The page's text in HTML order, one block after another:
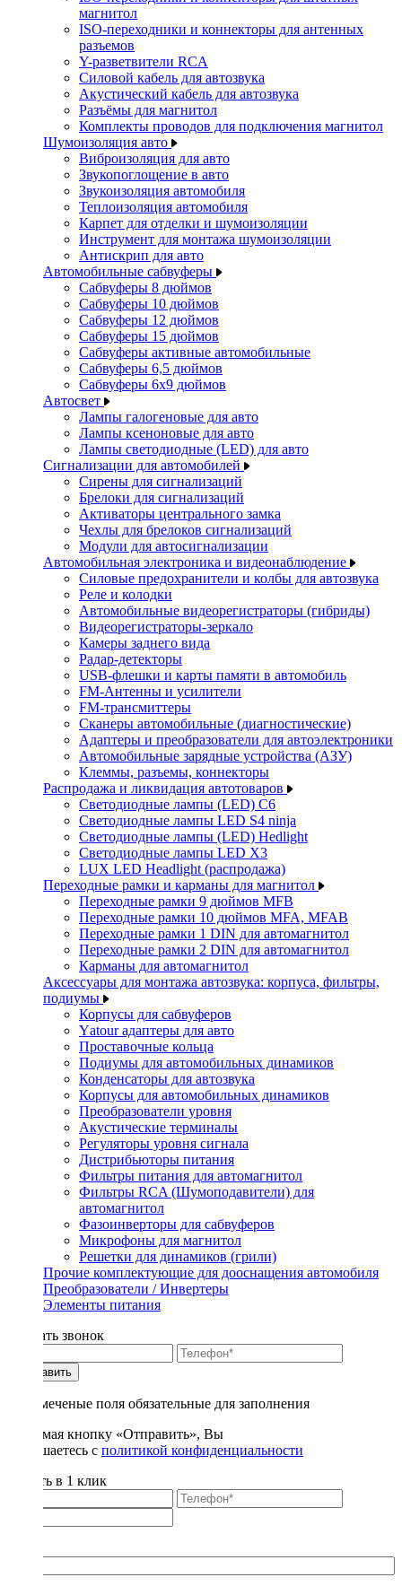
магнитол
ISO-переходники и коннекторы для антенных
разъемов
Y-разветвители RCA
Силовой кабель для автозвука
Акустический кабель для автозвука
Разъёмы для магнитол
Комплекты проводов для подключения магнитол
Шумоизоляция авто
Виброизоляция для авто
Звукопоглощение в авто
Звукоизоляция автомобиля
Теплоизоляция автомобиля
Карпет для отделки и шумоизоляции
Инструмент для монтажа шумоизоляции
Антискрип для авто
Автомобильные сабвуферы
Сабвуферы 8 дюймов
Сабвуферы 10 дюймов
Сабвуферы 12 дюймов
Сабвуферы 15 дюймов
Сабвуферы активные автомобильные
Сабвуферы 6,5 дюймов
Сабвуферы 6x9 дюймов
Автосвет
Лампы галогеновые для авто
Лампы ксеноновые для авто
Лампы светодиодные (LED) для авто
Сигнализации для автомобилей
Сирены для сигнализаций
Брелоки для сигнализаций
Активаторы центрального замка
Чехлы для брелоков сигнализаций
Модули для автосигнализации
Автомобильная электроника и видеонаблюдение
Силовые предохранители и колбы для автозвука
Реле и колодки
Автомобильные видеорегистраторы (гибриды)
Видеорегистраторы-зеркало
Камеры заднего вида
Радар-детекторы
USB-флешки и карты памяти в автомобиль
FM-Антенны и усилители
FM-трансмиттеры
Сканеры автомобильные (диагностические)
Адаптеры и преобразователи для автоэлектроники
Автомобильные зарядные устройства (АЗУ)
Клеммы, разъемы, коннекторы
Распродажа и ликвидация автотоваров
Светодиодные лампы (LED) C6
Светодиодные лампы LED S4 ninja
Светодиодные лампы (LED) Hedlight
Светодиодные лампы LED X3
LUX LED Headlight (распродажа)
Переходные рамки и карманы для магнитол
Переходные рамки 9 дюймов MFB
Переходные рамки 10 дюймов MFA, MFAB
Переходные рамки 1 DIN для автомагнитол
Переходные рамки 2 DIN для автомагнитол
Карманы для автомагнитол
Аксессуары для монтажа автозвука: корпуса, фильтры,
подиумы
Корпусы для сабвуферов
Yаtour адаптеры для авто
Проставочные кольца
Подиумы для автомобильных динамиков
Конденсаторы для автозвука
Корпусы для автомобильных динамиков
Преобразователи уровня
Акустические терминалы
Регуляторы уровня сигнала
Дистрибьюторы питания
Фильтры питания для автомагнитол
Фильтры RCA (Шумоподавители) для
автомагнитол
Фазоинверторы для сабвуферов
Микрофоны для магнитол
Решетки для динамиков (грили)
Прочие комплектующие для дооснащения автомобиля
Преобразователи / Инвертеры
Элементы питания
Заказать звонок
Отправить
* - отмеченые поля обязательные для заполнения
Нажимая кнопку «Отправить», Вы
соглашаетесь с политикой конфиденциальности
Купить в 1 клик